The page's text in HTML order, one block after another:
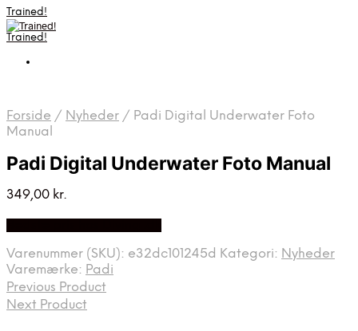
Trained!
Trained!
Forside / Nyheder / Padi Digital Underwater Foto
Manual
Padi Digital Underwater Foto Manual
349,00 kr.
Varenummer (SKU): e32dc101245d Kategori: Nyheder
Varemærke: Padi
Previous Product
Next Product